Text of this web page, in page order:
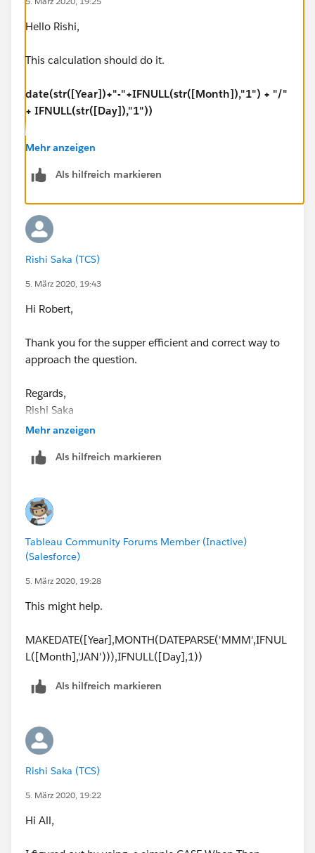
Hello Rishi,
This calculation should do it.
date(str([Year])+"-"+IFNULL(str([Month]),"1") + "/"
+ IFNULL(str([Day]),"1"))
Hope this helps! See Attached.
solve your question.
Robert Breen
Mehr anzeigen
Als hilfreich markieren
Rishi Saka (TCS)
5. März 2020, 19:43
Hi Robert,
Thank you for the supper efficient and correct way to
approach the question.
Regards,
Rishi Saka
Mehr anzeigen
Als hilfreich markieren
Tableau Community Forums Member (Inactive)
(Salesforce)
5. März 2020, 19:28
This might help.
MAKEDATE([Year],MONTH(DATEPARSE('MMM',IFNUL
L([Month],'JAN'))),IFNULL([Day],1))
Als hilfreich markieren
Rishi Saka (TCS)
5. März 2020, 19:22
Hi All,